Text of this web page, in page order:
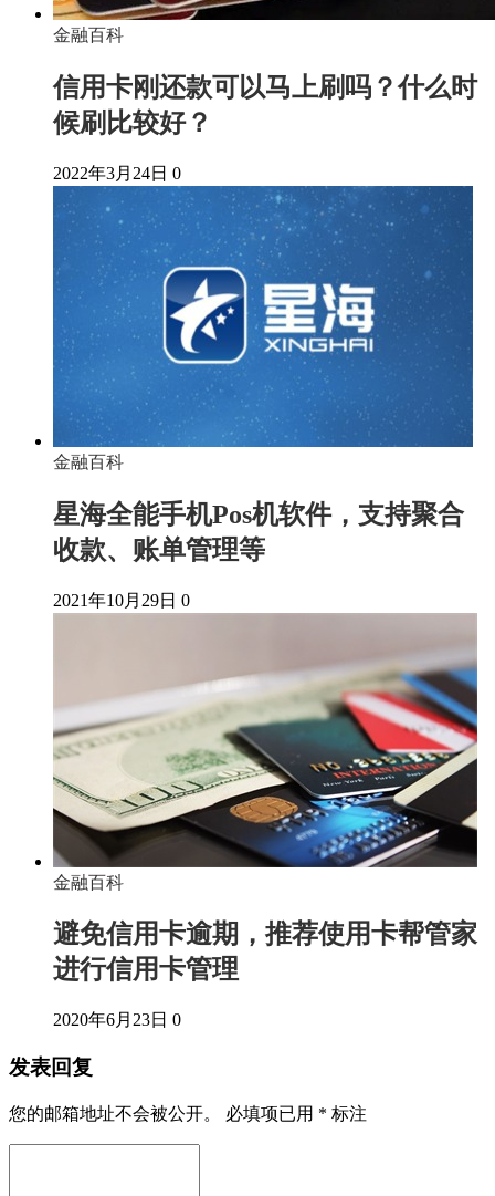
金融百科
信用卡刚还款可以马上刷吗？什么时
候刷比较好？
2022年3月24日 0
金融百科
星海全能手机Pos机软件，支持聚合
收款、账单管理等
2021年10月29日 0
金融百科
避免信用卡逾期，推荐使用卡帮管家
进行信用卡管理
2020年6月23日 0
发表回复
您的邮箱地址不会被公开。 必填项已用 * 标注